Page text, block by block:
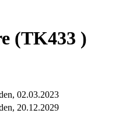
(TK433 )
02.03.2023
20.12.2029